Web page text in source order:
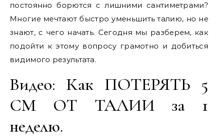
постоянно борются с лишними сантиметрами?
Многие мечтают быстро уменьшить талию, но не
знают, с чего начать. Сегодня мы разберем, как
подойти к этому вопросу грамотно и добиться
видимого результата.
Видео: Как ПОТЕРЯТЬ 5
СМ ОТ ТАЛИИ за 1
неделю.